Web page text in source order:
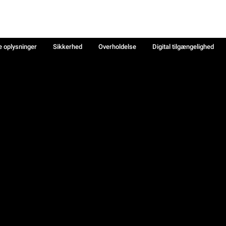
oplysninger Sikkerhed Overholdelse
Digital tilgængelighed